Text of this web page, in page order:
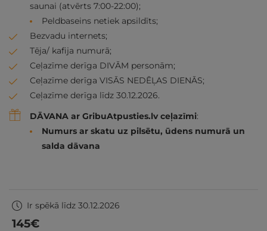
saunai (atvērts 7:00-22:00);
Peldbaseins netiek apsildīts;
Bezvadu internets;
Tēja/ kafija numurā;
Ceļazīme derīga DIVĀM personām;
Ceļazīme derīga VISĀS NEDĒĻAS DIENĀS;
Ceļazīme derīga līdz 30.12.2026.
DĀVANA ar GribuAtpusties.lv ceļazīmi:
Numurs ar skatu uz pilsētu, ūdens numurā un
salda dāvana
Ir spēkā līdz 30.12.2026
145€